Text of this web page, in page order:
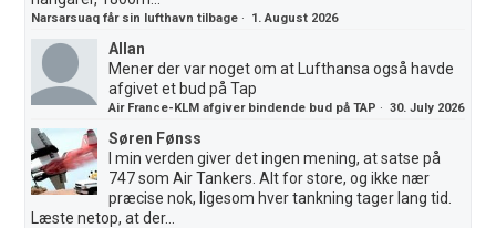
Narsarsuaq får sin lufthavn tilbage · 1. August 2026
Allan
Mener der var noget om at Lufthansa også havde
afgivet et bud på Tap
Air France-KLM afgiver bindende bud på TAP ·30. July 2026
Søren Fønss
I min verden giver det ingen mening, at satse på
747 som Air Tankers. Alt for store, og ikke nær
præcise nok, ligesom hver tankning tager lang tid.
Læste netop, at der...